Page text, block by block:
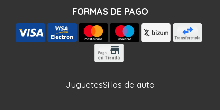
FORMAS DE PAGO
JuguetesSillas de auto